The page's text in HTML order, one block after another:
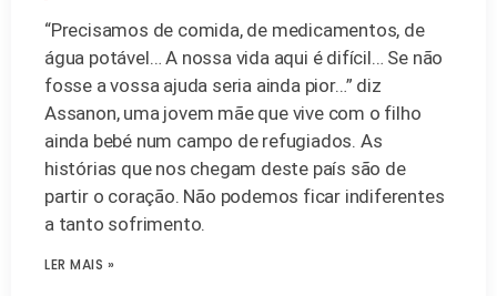
“Precisamos de comida, de medicamentos, de
água potável… A nossa vida aqui é difícil… Se não
fosse a vossa ajuda seria ainda pior…” diz
Assanon, uma jovem mãe que vive com o filho
ainda bebé num campo de refugiados. As
histórias que nos chegam deste país são de
partir o coração. Não podemos ficar indiferentes
a tanto sofrimento.
LER MAIS »